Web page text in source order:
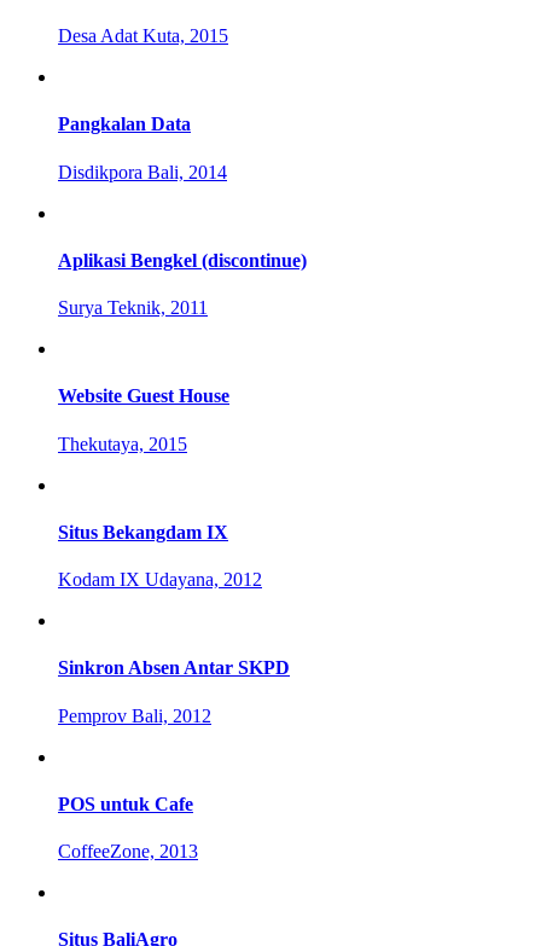
Desa Adat Kuta, 2015
Pangkalan Data
Disdikpora Bali, 2014
Aplikasi Bengkel (discontinue)
Surya Teknik, 2011
Website Guest House
Thekutaya, 2015
Situs Bekangdam IX
Kodam IX Udayana, 2012
Sinkron Absen Antar SKPD
Pemprov Bali, 2012
POS untuk Cafe
CoffeeZone, 2013
Situs BaliAgro